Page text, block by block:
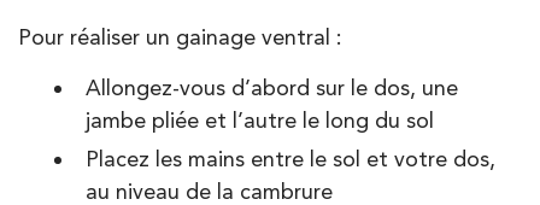
Pour réaliser un gainage ventral :
Allongez-vous d’abord sur le dos, une
jambe pliée et l’autre le long du sol
Placez les mains entre le sol et votre dos,
au niveau de la cambrure